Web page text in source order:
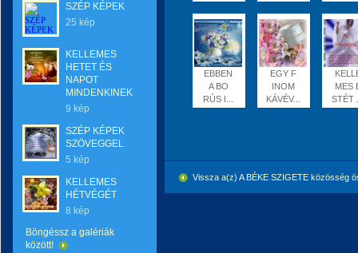
SZÉP KÉPEK
25 kép
KELLEMES
HETET ÉS
NAPOT
MINDENKINEK
9 kép
SZÉP KÉPEK
SZÖVEGGEL
5 kép
KELLEMES
HÉTVÉGÉT
8 kép
Böngéssz a galériák
között!
EBBEN
A BO
RÚS I...
EGY F
INOM
KÁVÉV...
MES
STÉT
Vissza a(z) A BÉKE SZIGETE közösség